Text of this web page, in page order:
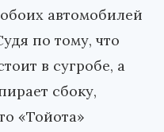
автомобилей
по тому, что
в сугробе, а
сбоку,
«Тойота»